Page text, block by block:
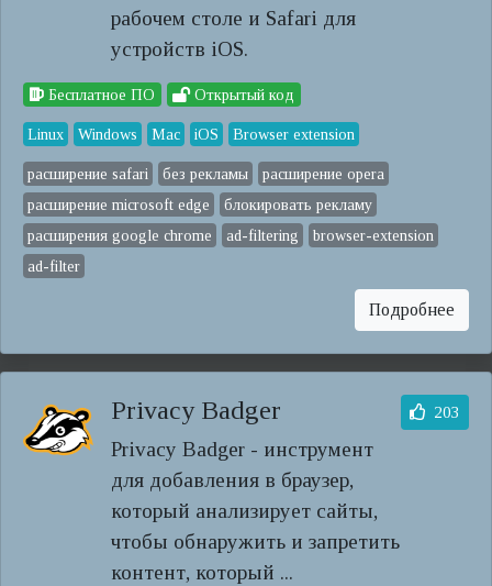
рабочем столе и Safari для
устройств iOS.
Бесплатное ПО Открытый код
Linux Windows Mac iOS Browser extension
расширение safari без рекламы
расширение opera
расширение microsoft edge
блокировать рекламу
расширения google chrome
ad-filtering
browser-extension
ad-filter
Подробнее
Privacy Badger
Privacy Badger - инструмент
для добавления в браузер,
который анализирует сайты,
чтобы обнаружить и запретить
контент, который ...
203